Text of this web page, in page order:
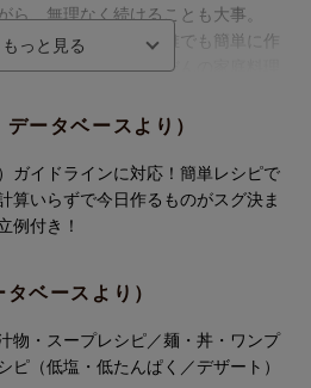
ら、無理なく続けることも大事。
栄養計算いらずで、誰でも簡単に作
しく食べられる、ふだんの家庭料理
リンの数値のほか、調理時間の目安
です。
の基本の食事』（2014年刊）を、
ータベースより）
ガイドラインに対応！簡単レシピで
算いらずで今日作るものがスグ決ま
例付き！
ベースより）
物・スープレシピ／麺・丼・ワンプ
ピ（低塩・低たんぱく／デザート）